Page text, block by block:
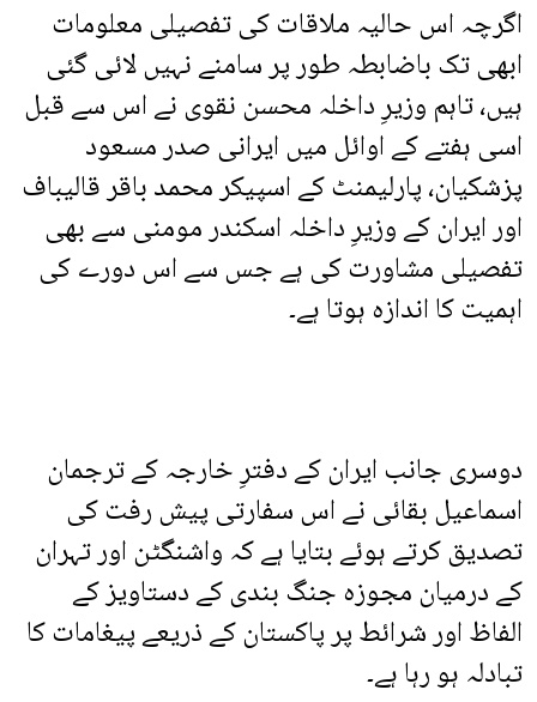
اگرچہ اس حالیہ ملاقات کی تفصیلی معلومات
ابھی تک باضابطہ طور پر سامنے نہیں لائی گئی
ہیں، تاہم وزیرِ داخلہ محسن نقوی نے اس سے قبل
اسی ہفتے کے اوائل میں ایرانی صدر مسعود
پزشکیان، پارلیمنٹ کے اسپیکر محمد باقر قالیباف
اور ایران کے وزیرِ داخلہ اسکندر مومنی سے بھی
تفصیلی مشاورت کی ہے جس سے اس دورے کی
اہمیت کا اندازہ ہوتا ہے۔
دوسری جانب ایران کے دفترِ خارجہ کے ترجمان
اسماعیل بقائی نے اس سفارتی پیش رفت کی
تصدیق کرتے ہوئے بتایا ہے کہ واشنگٹن اور تہران
کے درمیان مجوزہ جنگ بندی کے دستاویز کے
الفاظ اور شرائط پر پاکستان کے ذریعے پیغامات کا
تبادلہ ہو رہا ہے۔